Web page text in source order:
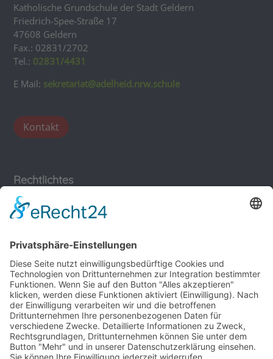
Katholische Grundschule der Stadt Geldern
Friedrich-Spee-Straße 17
47608 Geldern
Fax.: 02831/2702
Tel.: 02831/4431
E Mail: sekretariat@adelheid.nrw.schule
Kontakt
Rechtlichtes
Impressum
Sonstiges
Beitrittserklärung Förderverein